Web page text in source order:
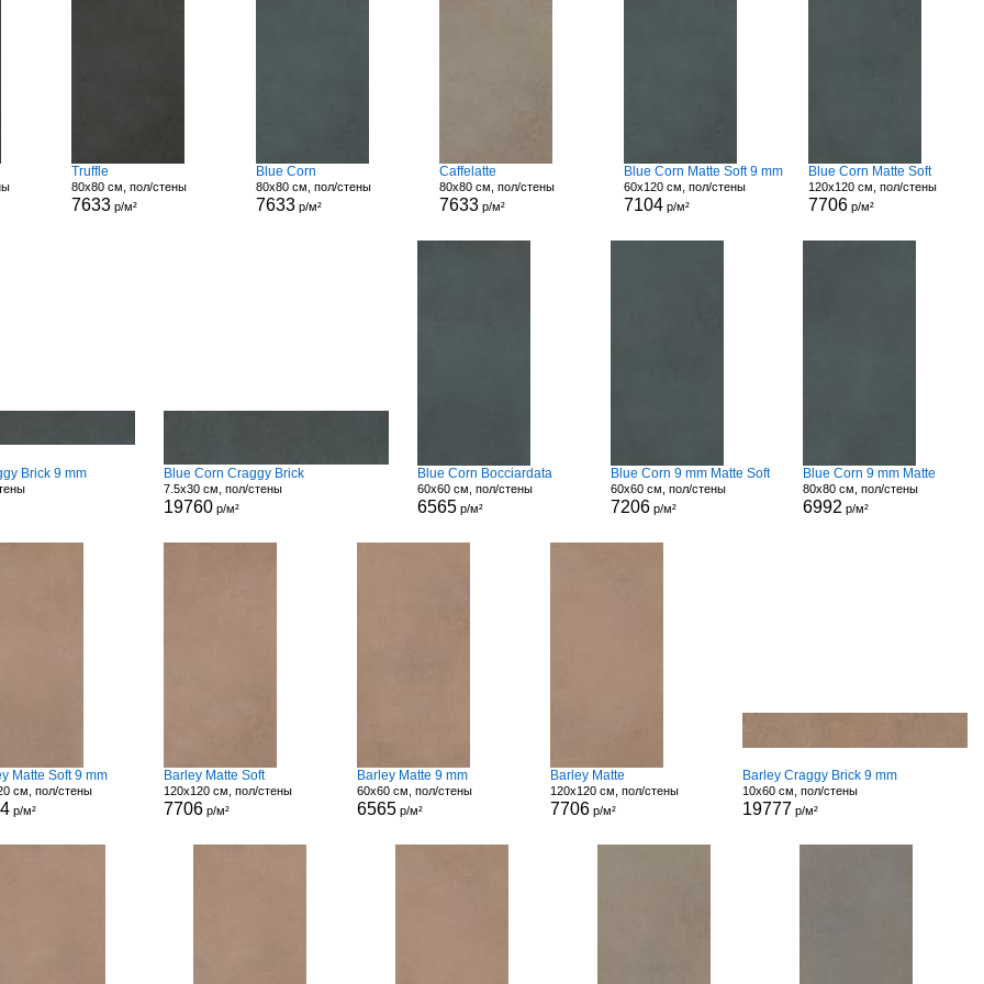
Truffle
80x80 см, пол/стены
7633 р/м²
Blue Corn
80x80 см, пол/стены
7633р/м²
Caffelatte
80x80 см, пол/стены
7633 р/м²
Blue Corn Matte Soft 9 mm
60x120 см, пол/стены
7104 р/м²
Blue Corn Matte Soft
120x120 см, пол/стены
7706р/м²
Brick 9 mm Blue Corn Craggy Brick
7.5x30 см, пол/стены
19760р/м²
Blue Corn Bocciardata
60x60 см, пол/стены
6565р/м²
Blue Corn 9 mm Matte Soft
60x60 см, пол/стены
7206р/м²
Blue Corn 9 mm Matte
80x80 см, пол/стены
6992 р/м²
Matte Soft 9 mm
см, пол/стены
р/м²
Barley Matte Soft
120x120 см, пол/стены
7706р/м²
Barley Matte 9 mm
60x60 см, пол/стены
6565р/м²
Barley Matte
120x120 см, пол/стены
7706р/м²
Barley Craggy Brick 9 mm
10x60 см, пол/стены
19777 р/м²